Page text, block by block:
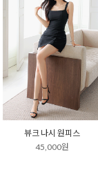
뷰크 나시 원피스
45,000원